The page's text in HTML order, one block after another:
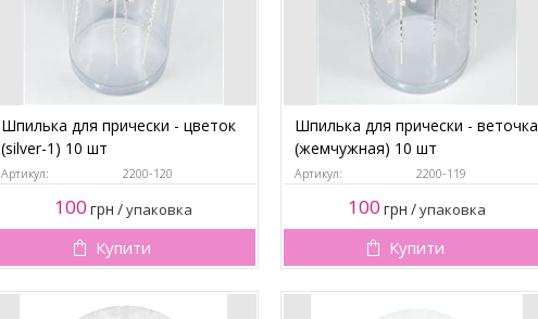
Шпилька для прически - цветок
(silver-1) 10 шт
Артикул: 2200-120
100 грн /упаковка
Купити
Шпилька для прически - веточка
(жемчужная) 10 шт
Артикул: 2200-119
100 грн /упаковка
Купити